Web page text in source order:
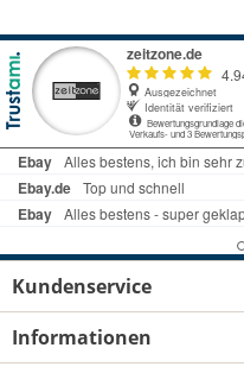
Kundenservice
Informationen